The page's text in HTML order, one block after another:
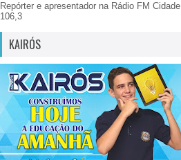
Repórter e apresentador na Rádio FM Cidade
106,3
KAIRÓS